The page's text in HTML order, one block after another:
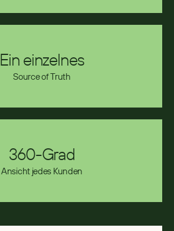
Ein einzelnes
Source of Truth
360-Grad
Ansicht jedes Kunden